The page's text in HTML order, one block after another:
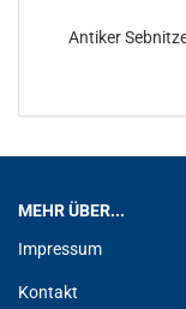
Antiker
MEHR ÜBER...
Impressum
Kontakt